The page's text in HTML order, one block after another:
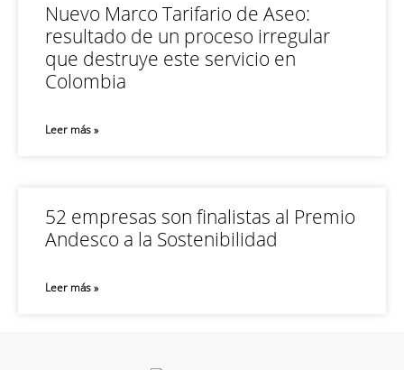
Nuevo Marco Tarifario de Aseo:
resultado de un proceso irregular
que destruye este servicio en
Colombia
Leer más »
52 empresas son finalistas al Premio
Andesco a la Sostenibilidad
Leer más »